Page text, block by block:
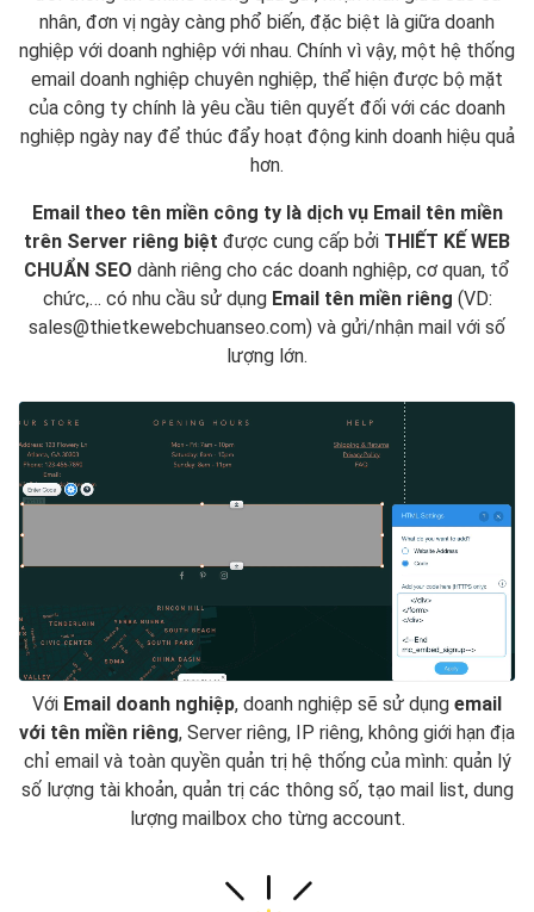
nhân, đơn vị ngày càng phổ biến, đặc biệt là giữa doanh
nghiệp với doanh nghiệp với nhau. Chính vì vậy, một hệ thống
email doanh nghiệp chuyên nghiệp, thể hiện được bộ mặt
của công ty chính là yêu cầu tiên quyết đối với các doanh
nghiệp ngày nay để thúc đẩy hoạt động kinh doanh hiệu quả
hơn.
Email theo tên miền công ty là dịch vụ Email tên miền
trên Server riêng biệt được cung cấp bởi THIẾT KẾ WEB
CHUẨN SEO dành riêng cho các doanh nghiệp, cơ quan, tổ
chức,… có nhu cầu sử dụng Email tên miền riêng (VD:
sales@thietkewebchuanseo.com) và gửi/nhận mail với số
lượng lớn.
Với Email doanh nghiệp, doanh nghiệp sẽ sử dụng email
với tên miền riêng, Server riêng, IP riêng, không giới hạn địa
chỉ email và toàn quyền quản trị hệ thống của mình: quản lý
số lượng tài khoản, quản trị các thông số, tạo mail list, dung
lượng mailbox cho từng account.